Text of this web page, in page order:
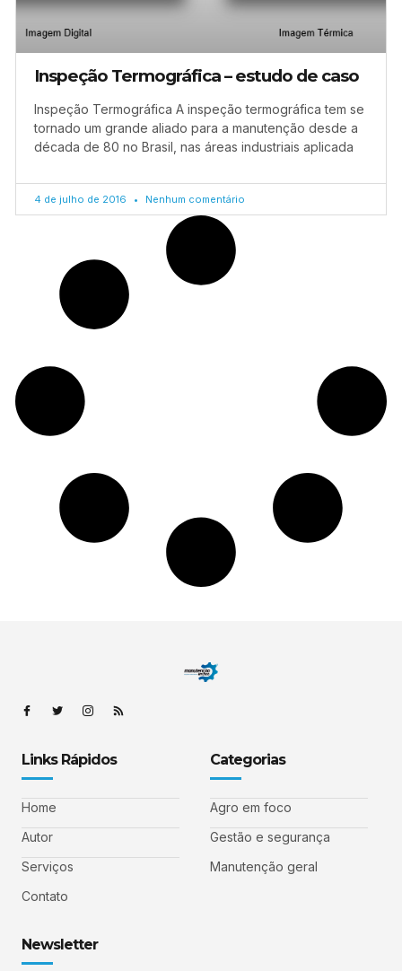
Inspeção Termográfica – estudo de caso
Inspeção Termográfica A inspeção termográfica tem se
tornado um grande aliado para a manutenção desde a
década de 80 no Brasil, nas áreas industriais aplicada
4 de julho de 2016 Nenhum comentário
Links Rápidos
Home
Autor
Serviços
Contato
Categorias
Agro em foco
Gestão e segurança
Manutenção geral
Newsletter